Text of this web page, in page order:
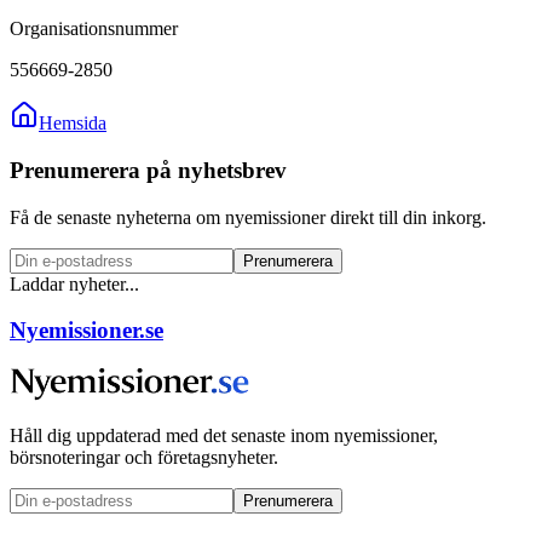
Organisationsnummer
556669-2850
Hemsida
Prenumerera på nyhetsbrev
Få de senaste nyheterna om nyemissioner direkt till din inkorg.
Prenumerera
Laddar nyheter...
Nyemissioner.se
Håll dig uppdaterad med det senaste inom nyemissioner,
börsnoteringar och företagsnyheter.
Prenumerera